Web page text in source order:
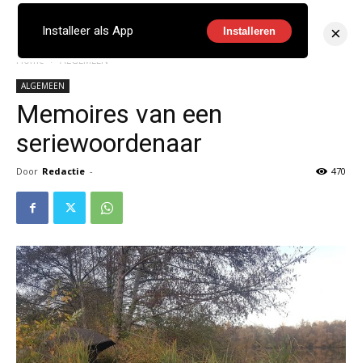
Home ALGEMEEN
ALGEMEEN
Memoires van een
seriewoordenaar
Door Redactie - 470
Installeer als App Installeren ×